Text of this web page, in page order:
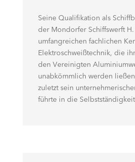
Seine Qualifikation als
der Mondorfer Schiffswerft
umfangreichen fachlichen
Elektroschweißtechnik, die
den Vereinigten
unabkömmlich werden
zuletzt sein
führte in die